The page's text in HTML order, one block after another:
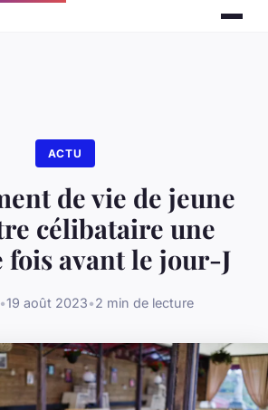
ACTU
de vie de jeune
célibataire une
avant le jour-J
19 août 2023•2 min de lecture